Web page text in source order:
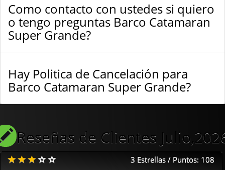
Como contacto con ustedes si quiero
o tengo preguntas Barco Catamaran
Super Grande?
Hay Politica de Cancelación para
Barco Catamaran Super Grande?
Reseñas de Clientes
3 Estrellas / Puntos: 108